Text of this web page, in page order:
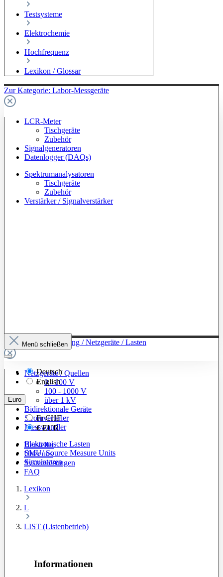
Testsysteme
Elektrochemie
Hochfrequenz
Lexikon / Glossar
Zur Kategorie: Labor-Messgeräte
LCR-Meter
Tischgeräte
Zubehör
Signalgeneratoren
Datenlogger (DAQs)
Spektrumanalysatoren
Tischgeräte
Zubehör
Verstärker / Signalverstärker
Zur Kategorie: Leistung / Netzgeräte / Lasten
Netzgeräte / Quellen
0 - 100 V
100 - 1000 V
über 1 kV
Bidirektionale Geräte
Stromverteiler
Messwandler
Elektronische Lasten
SMU/ Source Measure Units
Simulatoren
Menü schließen
Deutsch
English
Euro
FrCHF
€EUR
Hersteller
Über uns
Systemlösungen
FAQ
Lexikon
L
LIST (Listenbetrieb)
Informationen